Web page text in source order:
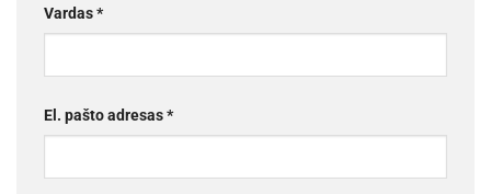
Vardas*
El. pašto adresas*